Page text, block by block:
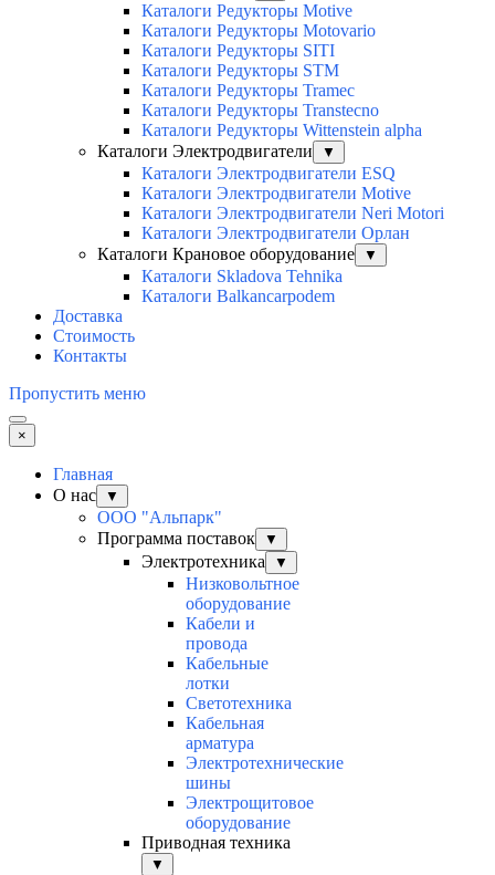
Каталоги Редукторы Motive
Каталоги Редукторы Motovario
Каталоги Редукторы SITI
Каталоги Редукторы STM
Каталоги Редукторы Tramec
Каталоги Редукторы Transtecno
Каталоги Редукторы Wittenstein alpha
Каталоги Электродвигатели
▼
Каталоги Электродвигатели ESQ
Каталоги Электродвигатели Motive
Каталоги Электродвигатели Neri Motori
Каталоги Электродвигатели Орлан
Каталоги Крановое оборудование
▼
Каталоги Skladova Tehnika
Каталоги Balkancarpodem
Доставка
Стоимость
Контакты
Пропустить меню
×
Главная
О нас
▼
ООО "Альпарк"
Программа поставок
▼
Электротехника ▼
Низковольтное
оборудование
Кабели и
провода
Кабельные
лотки
Светотехника
Кабельная
арматура
Электротехнические
шины
Электрощитовое
оборудование
Приводная техника
▼